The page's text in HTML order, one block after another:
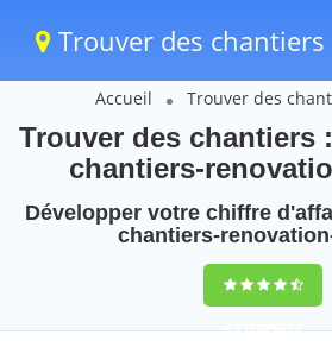
Trouver des chantiers
Accueil Trouver des
Trouver des chantiers
chantiers-
Développer votre chiffre
chantiers-
9,5(100%)72